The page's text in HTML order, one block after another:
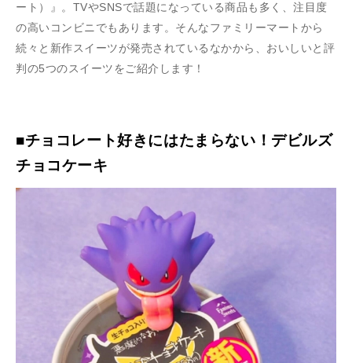
ート）』。TVやSNSで話題になっている商品も多く、注目度
の高いコンビニでもあります。そんなファミリーマートから
続々と新作スイーツが発売されているなかから、おいしいと評
判の5つのスイーツをご紹介します！
■チョコレート好きにはたまらない！デビルズ
チョコケーキ